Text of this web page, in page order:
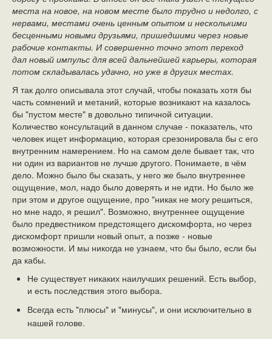
места на новое, на новом месте было трудно и недолго, с
нервами, местами очень ценным опытом и несколькими
бесценными новыми друзьями, пришедшими через новые
рабочие контакты. И совершенно точно этот переход
дал новый импульс для всей дальнейшей карьеры, которая
потом складывалась удачно, но уже в других местах.
Я так долго описывала этот случай, чтобы показать хотя бы
часть сомнений и метаний, которые возникают на казалось
бы "пустом месте" в довольно типичной ситуации.
Количество консультаций в данном случае - показатель, что
человек ищет информацию, которая срезонировала бы с его
внутренним намерением. Но на самом деле бывает так, что
ни один из вариантов не лучше другого. Понимаете, в чём
дело. Можно было бы сказать, у него же было внутреннее
ощущение, мол, надо было доверять и не идти. Но было же
при этом и другое ощущение, про "никак не могу решиться,
но мне надо, я решил". Возможно, внутреннее ощущение
было предвестником предстоящего дискомфорта, но через
дискомфорт пришли новый опыт, а позже - новые
возможности. И мы никогда не узнаем, что бы было, если бы
да кабы.
Не существует никаких наилучших решений. Есть выбор,
и есть последствия этого выбора.
Всегда есть "плюсы" и "минусы", и они исключительно в
нашей голове.